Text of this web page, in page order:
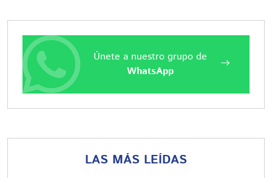
Únete a nuestro grupo de
WhatsApp
LAS MÁS LEÍDAS